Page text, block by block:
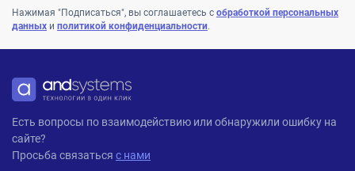
Нажимая "Подписаться", вы соглашаетесь с обработкой персональных
данных и политикой конфиденциальности.
ANDPRO
Есть вопросы по взаимодействию или обнаружили ошибку на
сайте?
Просьба связаться с нами